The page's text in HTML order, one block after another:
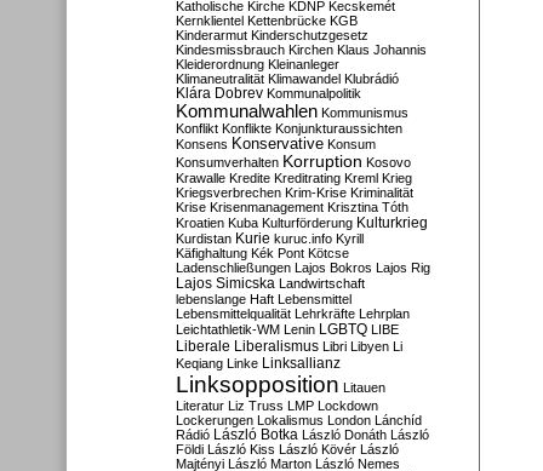
Katholische Kirche KDNP Kecskemét
Kernklientel Kettenbrücke KGB
Kinderarmut Kinderschutzgesetz
Kindesmissbrauch Kirchen Klaus Johannis
Kleiderordnung Kleinanleger
Klimaneutralität Klimawandel Klubrádió
Klára Dobrev Kommunalpolitik
Kommunalwahlen Kommunismus
Konflikt Konflikte Konjunkturaussichten
Konsens Konservative Konsum
Konsumverhalten Korruption Kosovo
Krawalle Kredite Kreditrating Kreml Krieg
Kriegsverbrechen Krim-Krise Kriminalität
Krise Krisenmanagement Krisztina Tóth
Kroatien Kuba Kulturförderung Kulturkrieg
Kurdistan Kurie kuruc.info Kyrill
Käfighaltung Kék Pont Kötcse
Ladenschließungen Lajos Bokros Lajos Rig
Lajos Simicska Landwirtschaft
lebenslange Haft Lebensmittel
Lebensmittelqualität Lehrkräfte Lehrplan
Leichtathletik-WM Lenin LGBTQ LIBE
Liberale Liberalismus Libri Libyen Li
Keqiang Linke Linksallianz
Linksopposition Litauen
Literatur Liz Truss LMP Lockdown
Lockerungen Lokalismus London Lánchíd
Rádió
László Botka László Donáth László
Földi László Kiss László Kövér László
Majtényi László Marton László Nemes